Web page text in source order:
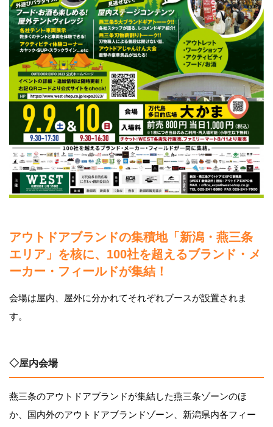
アウトドアブランドの集積地「新潟・燕三条
エリア」を核に、100社を超えるブランド・メ
ーカー・フィールドが集結！
会場は屋内、屋外に分かれてそれぞれブースが設置されま
す。
◇屋内会場
燕三条のアウトドアブランドが集結した燕三条ゾーンのほ
か、国内外のアウトドアブランドゾーン、新潟県内各フィー